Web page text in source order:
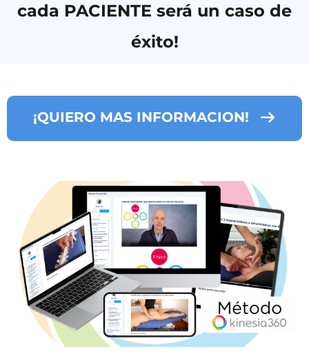
cada PACIENTE será un caso de
éxito!
¡QUIERO MAS INFORMACION!